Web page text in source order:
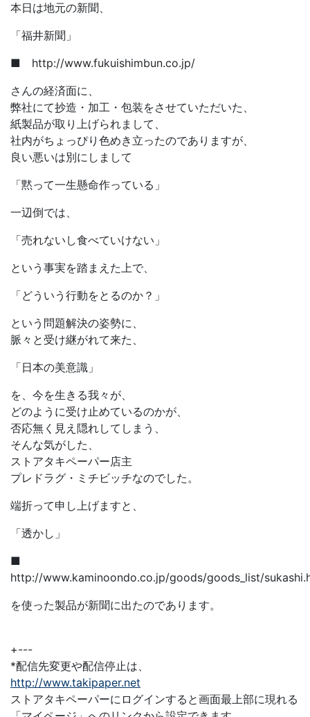
本日は地元の新聞、
「福井新聞」
■ http://www.fukuishimbun.co.jp/
さんの経済面に、
弊社にて抄造・加工・包装をさせていただいた、
紙製品が取り上げられまして、
社内がちょっぴり色めき立ったのでありますが、
良い悪いは別にしまして
「黙って一生懸命作っている」
一辺倒では、
「売れないし食べていけない」
という事実を踏まえた上で、
「どういう行動をとるのか？」
という問題解決の姿勢に、
脈々と受け継がれて来た、
「日本の美意識」
を、今を生きる我々が、
どのように受け止めているのかが、
否応無く見え隠れしてしまう、
そんな気がした、
ストアタキペーパー店主
プレドラグ・ミチビッチなのでした。
端折って申し上げますと、
「透かし」
■
http://www.kaminoondo.co.jp/goods/goods_list/
を使った製品が新聞に出たのであります。
+---
*配信先変更や配信停止は、
http://www.takipaper.net
ストアタキペーパーにログインすると画面最上部に現れる